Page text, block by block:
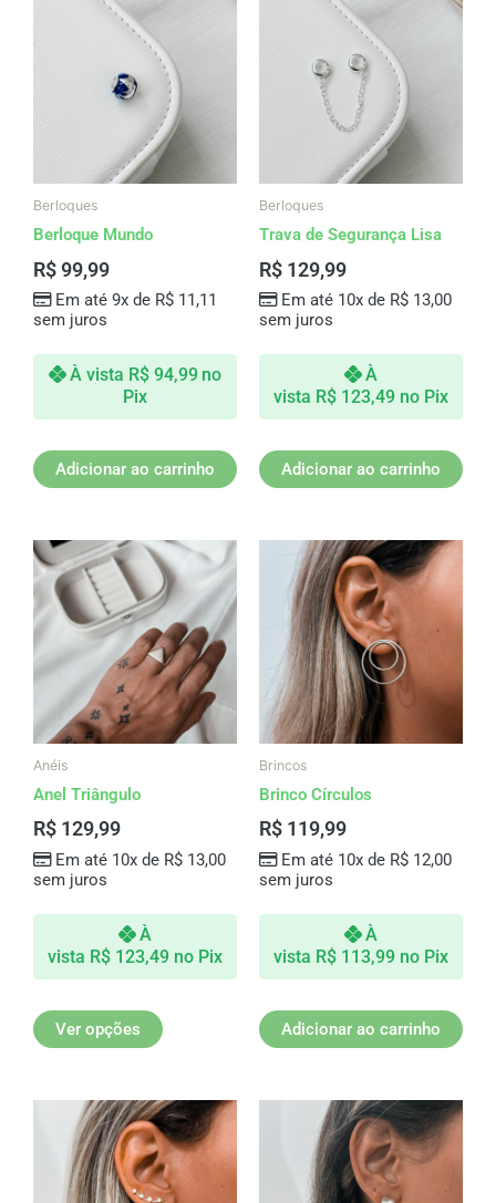
Berloques
Berloque Mundo
R$99,99
Em até 9x de R$11,11
sem juros
À vista R$94,99 no
Pix
Adicionar ao carrinho
Berloques
Trava de Segurança Lisa
R$ 129,99
Em até 10x de R$13,00
sem juros
À
vista R$ 123,49 no Pix
Adicionar ao carrinho
Anéis
Anel Triângulo
R$ 129,99
Em até 10x de R$13,00
sem juros
À
vista R$ 123,49 no Pix
Ver opções
Este
produto
tem
várias
variantes.
As
opções
podem
do
Brincos
Brinco Círculos
R$ 119,99
Em até 10x de R$12,00
sem juros
À
vista R$ 113,99 no Pix
Adicionar ao carrinho